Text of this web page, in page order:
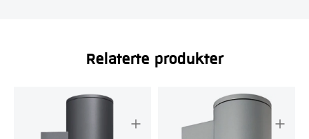
Relaterte produkter